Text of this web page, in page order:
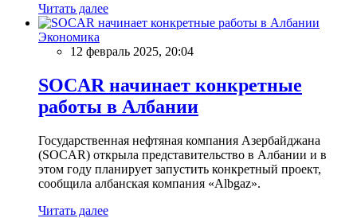
Читать далее
Экономика
12 февраль 2025, 20:04
SOCAR начинает конкретные
работы в Албании
Государственная нефтяная компания Азербайджана
(SOCAR) открыла представительство в Албании и в
этом году планирует запустить конкретный проект,
сообщила албанская компания «Albgaz».
Читать далее